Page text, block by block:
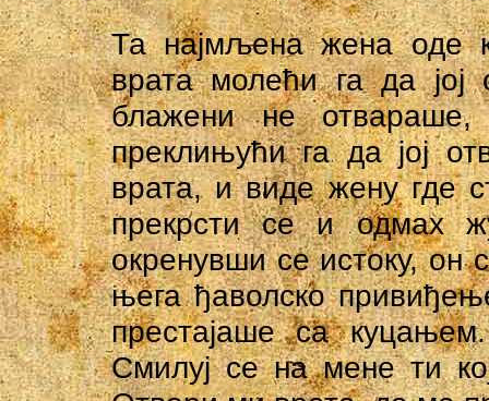
Та најмљена жена оде
врата молећи га да
блажени не отвараше,
преклињући га да јој
врата, и виде жену где
прекрсти се и одмах
окренувши се истоку, он
њега ђаволско
престајаше са
Смилуј се на мене ти